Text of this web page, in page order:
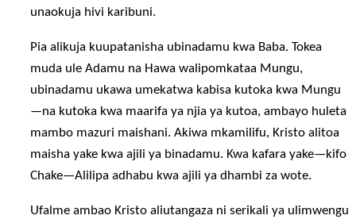
unaokuja hivi karibuni.
Pia alikuja kuupatanisha ubinadamu kwa Baba. Tokea
muda ule Adamu na Hawa walipomkataa Mungu,
ubinadamu ukawa umekatwa kabisa kutoka kwa Mungu
—na kutoka kwa maarifa ya njia ya kutoa, ambayo huleta
mambo mazuri maishani. Akiwa mkamilifu, Kristo alitoa
maisha yake kwa ajili ya binadamu. Kwa kafara yake—kifo
Chake—Alilipa adhabu kwa ajili ya dhambi za wote.
Ufalme ambao Kristo aliutangaza ni serikali ya ulimwengu